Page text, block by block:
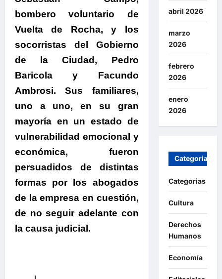
bombero voluntario de
Vuelta de Rocha, y los
socorristas del Gobierno
de la Ciudad, Pedro
Baricola y Facundo
Ambrosi.Sus familiares,
uno a uno, en su gran
mayoría en un estado de
vulnerabilidad emocional y
económica, fueron
persuadidos de distintas
formas por los abogados
de la empresa en cuestión,
de no seguir adelante con
la causa judicial.
abril 2026
marzo
2026
febrero
2026
enero
2026
Categorias
Categorias
Cultura
Derechos
Humanos
Economía